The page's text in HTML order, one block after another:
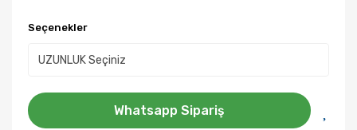
Seçenekler
Whatsapp Sipariş